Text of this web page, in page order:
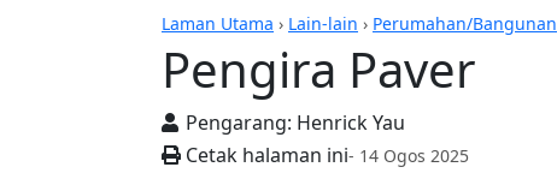
Laman Utama › Lain-lain › Perumahan/Bangunan
Pengira Paver
Pengarang: Henrick Yau
Cetak halaman ini- 14 Ogos 2025
Kalkulator